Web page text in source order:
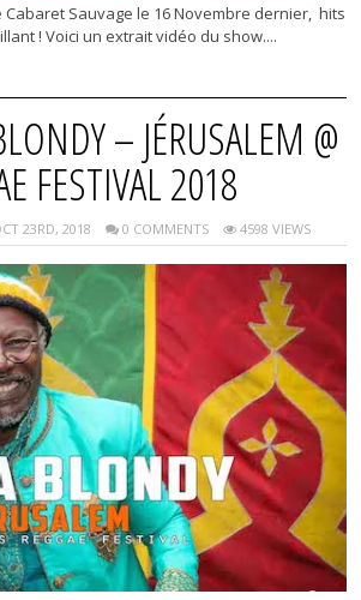
Sauvage le 16 Novembre dernier, hits
! Voici un extrait vidéo du show....
– JÉRUSALEM @
FESTIVAL 2018
23RD, 2018 0 COMMENTS 4598 VIEWS